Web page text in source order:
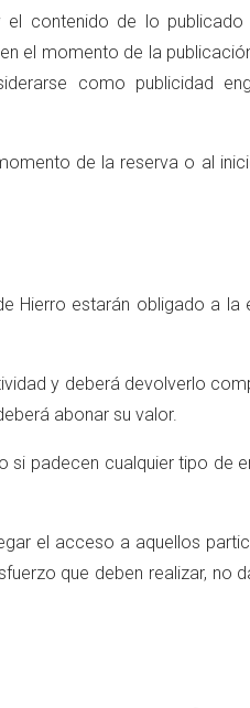
el contenido de lo
el momento de la
como publicidad
de la reserva o al
Hierro estarán obligado a la
y deberá devolverlo
abonar su valor.
padecen cualquier tipo de
el acceso a aquellos
que deben realizar, no